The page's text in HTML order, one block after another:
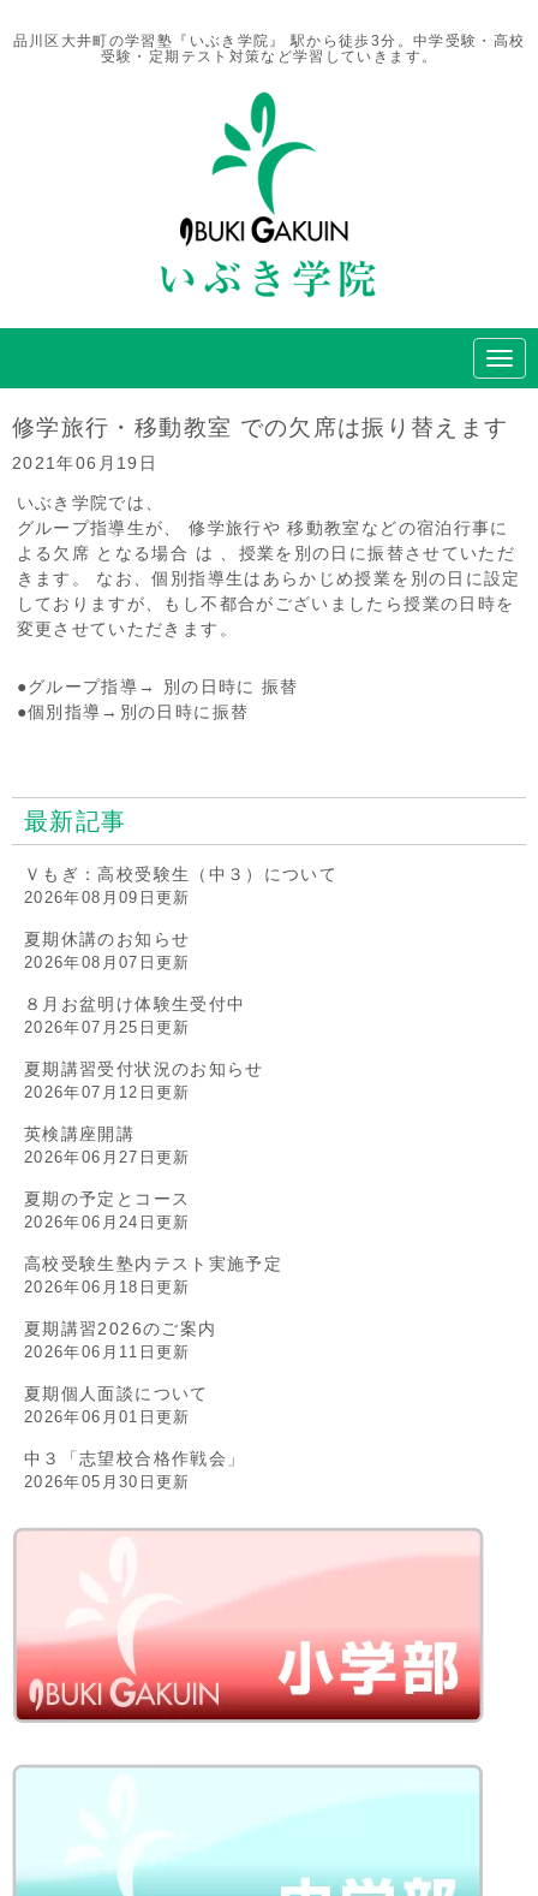
品川区大井町の学習塾『いぶき学院』 駅から徒歩3分。中学受験・高校
受験・定期テスト対策など学習していきます。
N
a
n
修学旅行・移動教室 での欠席は振り替えます
2021年06月19日
いぶき学院では、
グループ指導生が、 修学旅行や 移動教室などの宿泊行事に
よる欠席 となる場合 は 、授業を別の日に振替させていただ
きます。 なお、個別指導生はあらかじめ授業を別の日に設定
しておりますが、もし不都合がございましたら授業の日時を
変更させていただきます。
●グループ指導→ 別の日時に 振替
●個別指導→別の日時に振替
最新記事
Ｖもぎ：高校受験生（中３）について
2026年08月09日更新
夏期休講のお知らせ
2026年08月07日更新
８月お盆明け体験生受付中
2026年07月25日更新
夏期講習受付状況のお知らせ
2026年07月12日更新
英検講座開講
2026年06月27日更新
夏期の予定とコース
2026年06月24日更新
高校受験生塾内テスト実施予定
2026年06月18日更新
夏期講習2026のご案内
2026年06月11日更新
夏期個人面談について
2026年06月01日更新
中３「志望校合格作戦会」
2026年05月30日更新